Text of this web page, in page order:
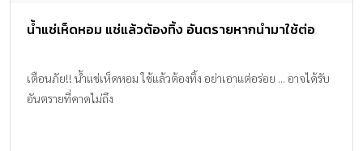
น้ำแช่เห็ดหอม แช่แล้วต้องทิ้ง อันตรายหากนำมาใช้ต่อ
เตือนภัย!! น้ำแช่เห็ดหอม ใช้แล้วต้องทิ้ง อย่าเอาแต่อร่อย ... อาจได้รับ
อันตรายที่คาดไม่ถึง